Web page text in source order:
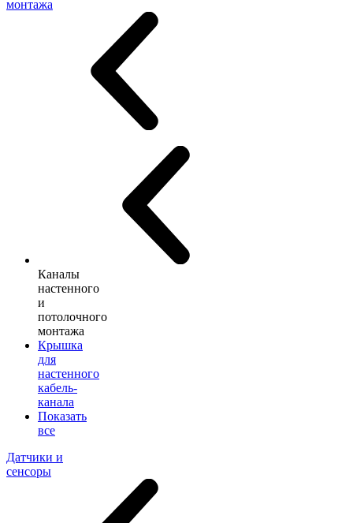
монтажа
Каналы
настенного
и
потолочного
монтажа
Крышка
для
настенного
кабель-
канала
Показать
все
Датчики и
сенсоры